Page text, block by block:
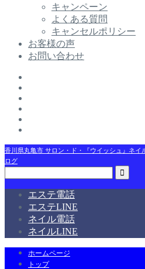
キャンペーン
よくある質問
キャンセルポリシー
お客様の声
お問い合わせ
香川県丸亀市 サロン・ド・『ウイッシュ』ネ
ログ
エステ電話
エステLINE
ネイル電話
ネイルLINE
ホームページ
トップ